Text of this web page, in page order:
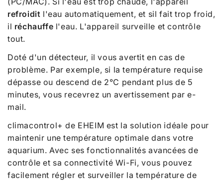
refroidit l'eau automatiquement, et sil fait trop froid,
il réchauffe l'eau. L'appareil surveille et contrôle
tout.
Doté d'un détecteur, il vous avertit en cas de
problème. Par exemple, si la température requise
dépasse ou descend de 2°C pendant plus de 5
minutes, vous recevrez un avertissement par e-
mail.
climacontrol+ de EHEIM est la solution idéale pour
maintenir une température optimale dans votre
aquarium. Avec ses fonctionnalités avancées de
contrôle et sa connectivité Wi-Fi, vous pouvez
facilement régler et surveiller la température de